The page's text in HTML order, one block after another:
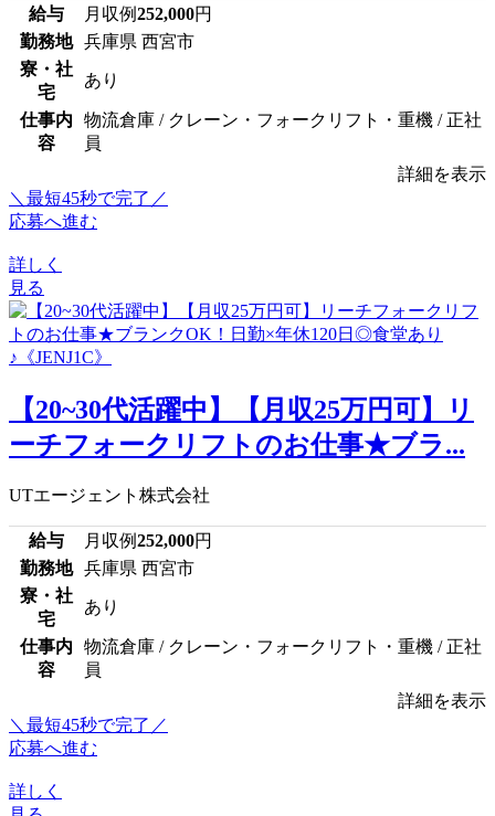
給与 月収例252,000円
勤務地
兵庫県 西宮市
寮・社
宅
あり
仕事内
容
物流倉庫 / クレーン・フォークリフト・重機 / 正社
員
詳細を表示
＼最短45秒で完了／
応募へ進む
詳しく
見る
【20~30代活躍中】【月収25万円可】リ
ーチフォークリフトのお仕事★ブラ...
UTエージェント株式会社
給与 月収例252,000円
勤務地
兵庫県 西宮市
寮・社
宅
あり
仕事内
容
物流倉庫 / クレーン・フォークリフト・重機 / 正社
員
詳細を表示
＼最短45秒で完了／
応募へ進む
詳しく